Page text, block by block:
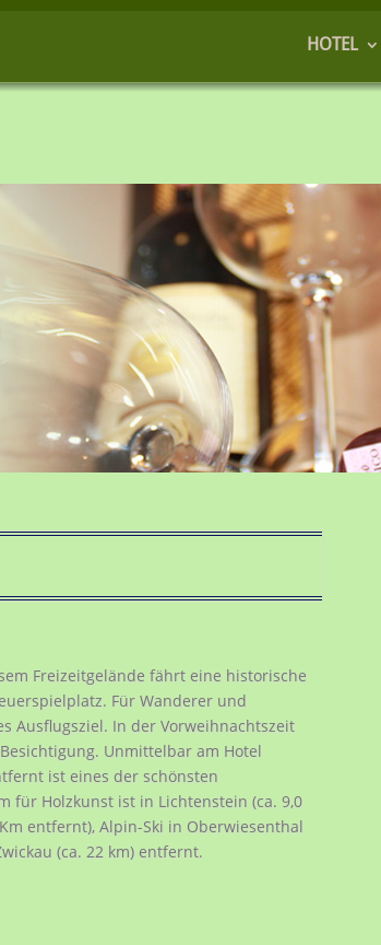
HOTEL
Freizeitgelände fährt eine historische
Für Wanderer und
Ausflugsziel. In der Vorweihnachtszeit
Unmittelbar am Hotel
ist eines der schönsten
für Holzkunst ist in Lichtenstein (ca. 9,0
entfernt), Alpin-Ski in Oberwiesenthal
(ca. 22 km) entfernt.